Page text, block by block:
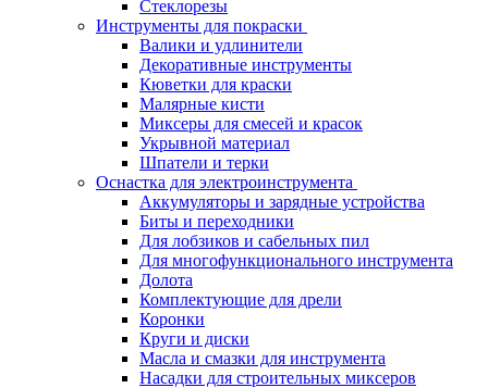
Стеклорезы
Инструменты для покраски
Валики и удлинители
Декоративные инструменты
Кюветки для краски
Малярные кисти
Миксеры для смесей и красок
Укрывной материал
Шпатели и терки
Оснастка для электроинструмента
Аккумуляторы и зарядные устройства
Биты и переходники
Для лобзиков и сабельных пил
Для многофункционального инструмента
Долота
Комплектующие для дрели
Коронки
Круги и диски
Масла и смазки для инструмента
Насадки для строительных миксеров